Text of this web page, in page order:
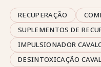
RECUPERAÇÃO
SUPLEMENTOS DE
IMPULSIONADOR
DESINTOXICAÇÃO